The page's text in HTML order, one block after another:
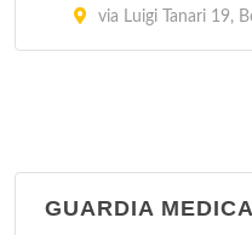
via Luigi Tanari 19,
GUARDIA MEDICA